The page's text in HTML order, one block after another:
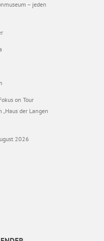
– jeden
on Tour
der Langen
2026